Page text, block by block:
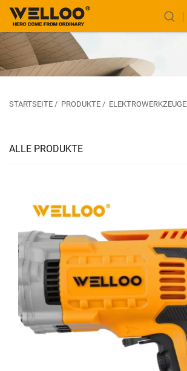
STARTSEITE / PRODUKTE / ELEKTROWERKZEUGE
ALLE PRODUKTE